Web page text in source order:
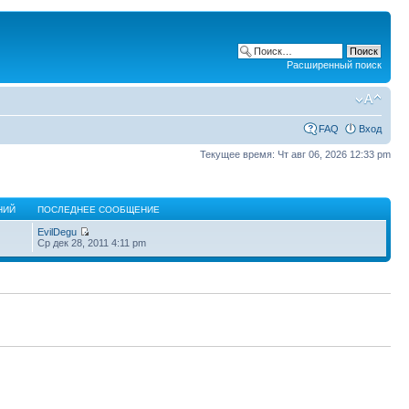
Расширенный поиск
FAQ Вход
Текущее время: Чт авг 06, 2026 12:33 pm
ПОСЛЕДНЕЕ СООБЩЕНИЕ
EvilDegu
Ср дек 28, 2011 4:11 pm